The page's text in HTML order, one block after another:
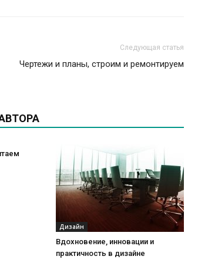
Следующая статья
Чертежи и планы, строим и ремонтируем
Дизайн
Вдохновение, инновации и
практичность в дизайне